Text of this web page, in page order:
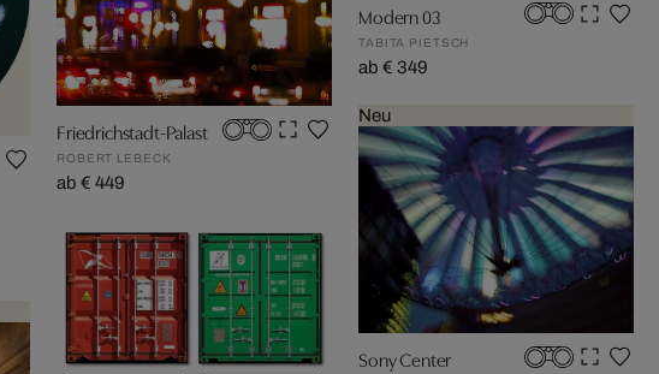
Friedrichstadt-Palast
ROBERT LEBECK
ab € 449
Modern 03
TABITA PIETSCH
ab € 349
Neu
Sony Center